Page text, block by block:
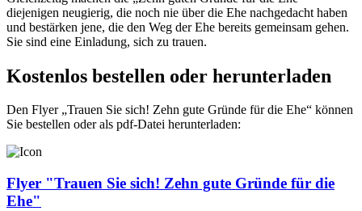
diejenigen neugierig, die noch nie über die Ehe nachgedacht haben
und bestärken jene, die den Weg der Ehe bereits gemeinsam gehen.
Sie sind eine Einladung, sich zu trauen.
Kostenlos bestellen oder herunterladen
Den Flyer „Trauen Sie sich! Zehn gute Gründe für die Ehe“ können
Sie bestellen oder als pdf-Datei herunterladen:
Flyer "Trauen Sie sich! Zehn gute Gründe für die
Ehe"